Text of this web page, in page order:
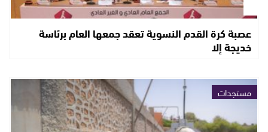
عصبة كرة القدم النسوية تعقد جمعها العام برئاسة
خديجة إلا
مستجدات